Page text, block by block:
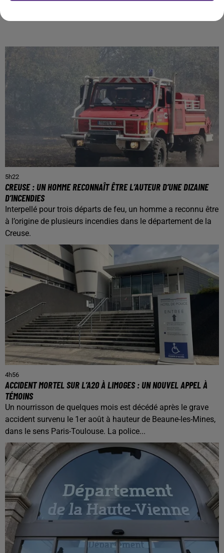
5h22
CREUSE : UN HOMME RECONNAÎT ÊTRE L’AUTEUR D’UNE DIZAINE
D’INCENDIES
Interpellé pour trois départs de feu, un homme a reconnu être
à l’origine de plusieurs incendies dans le département de la
Creuse.
4h56
ACCIDENT MORTEL SUR L’A20 À LIMOGES : UN NOUVEL APPEL À
TÉMOINS
Un nourrisson de quelques mois est décédé après le grave
accident survenu le 1er août à hauteur de Beaune-les-Mines,
dans le sens Paris-Toulouse. La police...